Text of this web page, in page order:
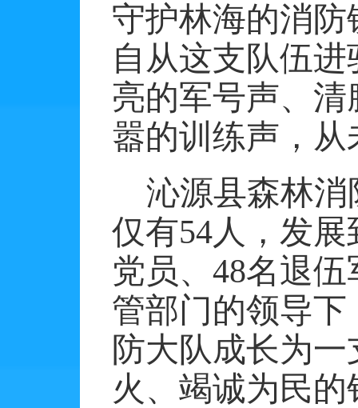
守护林海的消防
自从这支队伍
亮的军号声、
嚣的训练声，
沁源县森林
仅有54人，发
党员、 48名退伍
管部门的领导
防大队成长为
火、竭诚为民